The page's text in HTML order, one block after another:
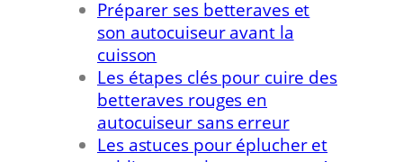
Préparer ses betteraves et
son autocuiseur avant la
cuisson
Les étapes clés pour cuire des
betteraves rouges en
autocuiseur sans erreur
Les astuces pour éplucher et